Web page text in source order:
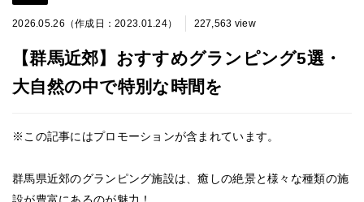
2026.05.26（作成日：2023.01.24） 227,563 view
【群馬近郊】おすすめグランピング5選・
大自然の中で特別な時間を
※この記事にはプロモーションが含まれています。
群馬県近郊のグランピング施設は、癒しの絶景と様々な種類の施